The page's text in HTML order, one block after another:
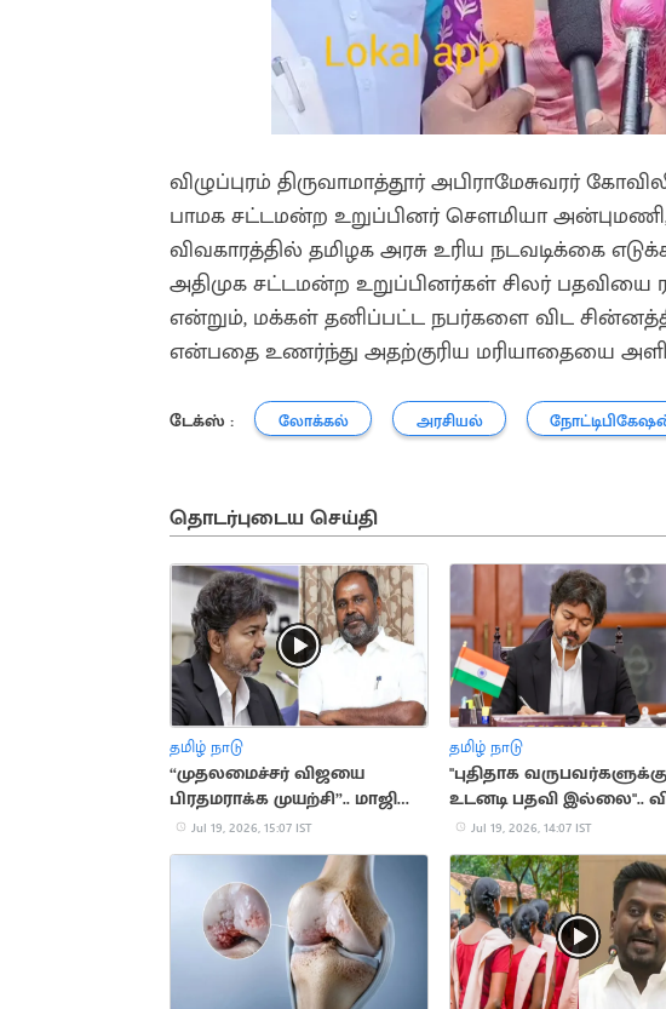
விழுப்புரம் திருவாமாத்தூர் அபிராமேசுவரர்
பாமக சட்டமன்ற உறுப்பினர் சௌமியா
விவகாரத்தில் தமிழக அரசு உரிய நடவடிக்கை
அதிமுக சட்டமன்ற உறுப்பினர்கள் சிலர் பதவியை
என்றும், மக்கள் தனிப்பட்ட நபர்களை விட
என்பதை உணர்ந்து அதற்குரிய மரியாதையை
டேக்ஸ் : லோக்கல் அரசியல்
தொடர்புடைய செய்தி
தமிழ் நாடு
“முதலமைச்சர் விஜயை
பிரதமராக்க முயற்சி”.. மாஜி
அமைச்சர் உதயகுமார் பேச்சு
Jul 19, 2026, 15:07 IST
தமிழ் நாடு
"புதிதாக வருபவர்களுக்கு
உடனடி பதவி இல்லை"..
கறார் உத்தரவு
Jul 19, 2026, 14:07 IST